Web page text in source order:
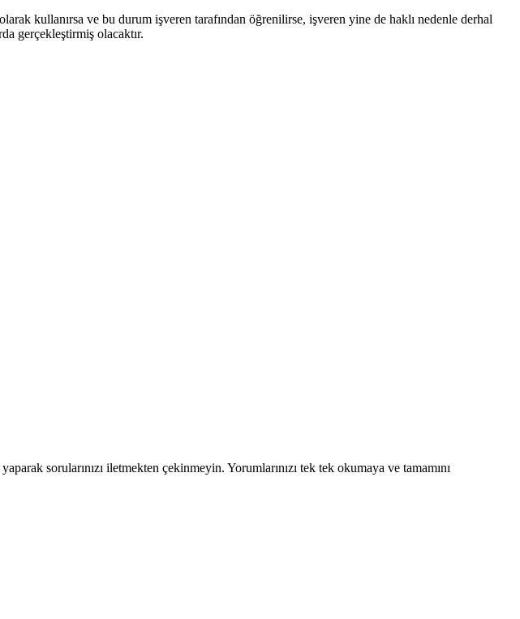
kullanırsa ve bu durum işveren tarafından öğrenilirse, işveren yine de haklı nedenle derhal
gerçekleştirmiş olacaktır.
sorularınızı iletmekten çekinmeyin. Yorumlarınızı tek tek okumaya ve tamamını